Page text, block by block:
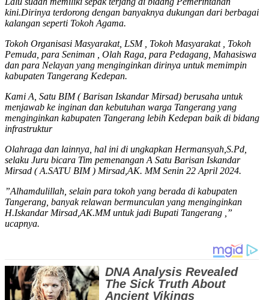
kini.Dirinya terdorong dengan banyaknya dukungan dari berbagai
kalangan seperti Tokoh Agama.
Tokoh Organisasi Masyarakat, LSM , Tokoh Masyarakat , Tokoh
Pemuda, para Seniman , Olah Raga, para Pedagang, Mahasiswa
dan para Nelayan yang menginginkan dirinya untuk memimpin
kabupaten Tangerang Kedepan.
Kami A, Satu BIM ( Barisan Iskandar Mirsad) berusaha untuk
menjawab ke inginan dan kebutuhan warga Tangerang yang
menginginkan kabupaten Tangerang lebih Kedepan baik di bidang
infrastruktur
Olahraga dan lainnya, hal ini di ungkapkan Hermansyah,S.Pd,
selaku Juru bicara Tim pemenangan A Satu Barisan Iskandar
Mirsad ( A.SATU BIM ) Mirsad,AK. MM Senin 22 April 2024.
”Alhamdulillah, selain para tokoh yang berada di kabupaten
Tangerang, banyak relawan bermunculan yang menginginkan
H.Iskandar Mirsad,AK.MM untuk jadi Bupati Tangerang ,”
ucapnya.